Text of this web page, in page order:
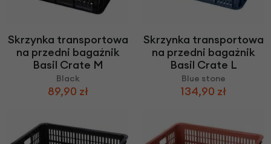
Skrzynka transportowa
na przedni bagażnik
Basil Crate M
Black
89,90 zł
Skrzynka transportowa
na przedni bagażnik
Basil Crate L
Blue stone
134,90 zł